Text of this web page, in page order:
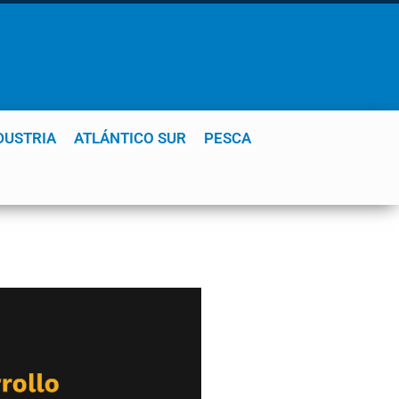
ATLÁNTICO SUR PESCA